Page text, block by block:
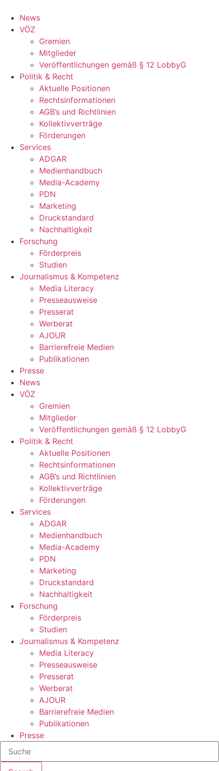
Inhalt
springen
News
VÖZ
Gremien
Mitglieder
Veröffentlichungen gemäß § 12 LobbyG
Politik & Recht
Aktuelle Positionen
Rechtsinformationen
AGB’s und Richtlinien
Kollektivverträge
Förderungen
Services
ADGAR
Medienhandbuch
Media-Academy
PDN
Marketing
Druckstandard
Nachhaltigkeit
Forschung
Förderpreis
Studien
Journalismus & Kompetenz
Media Literacy
Presseausweise
Presserat
Werberat
AJOUR
Barrierefreie Medien
Publikationen
Presse
News
VÖZ
Gremien
Mitglieder
Veröffentlichungen gemäß § 12 LobbyG
Politik & Recht
Aktuelle Positionen
Rechtsinformationen
AGB’s und Richtlinien
Kollektivverträge
Förderungen
Services
ADGAR
Medienhandbuch
Media-Academy
PDN
Marketing
Druckstandard
Nachhaltigkeit
Forschung
Förderpreis
Studien
Journalismus & Kompetenz
Media Literacy
Presseausweise
Presserat
Werberat
AJOUR
Barrierefreie Medien
Publikationen
Presse